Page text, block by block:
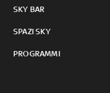
SKY BAR
SPAZI SKY
PROGRAMMI